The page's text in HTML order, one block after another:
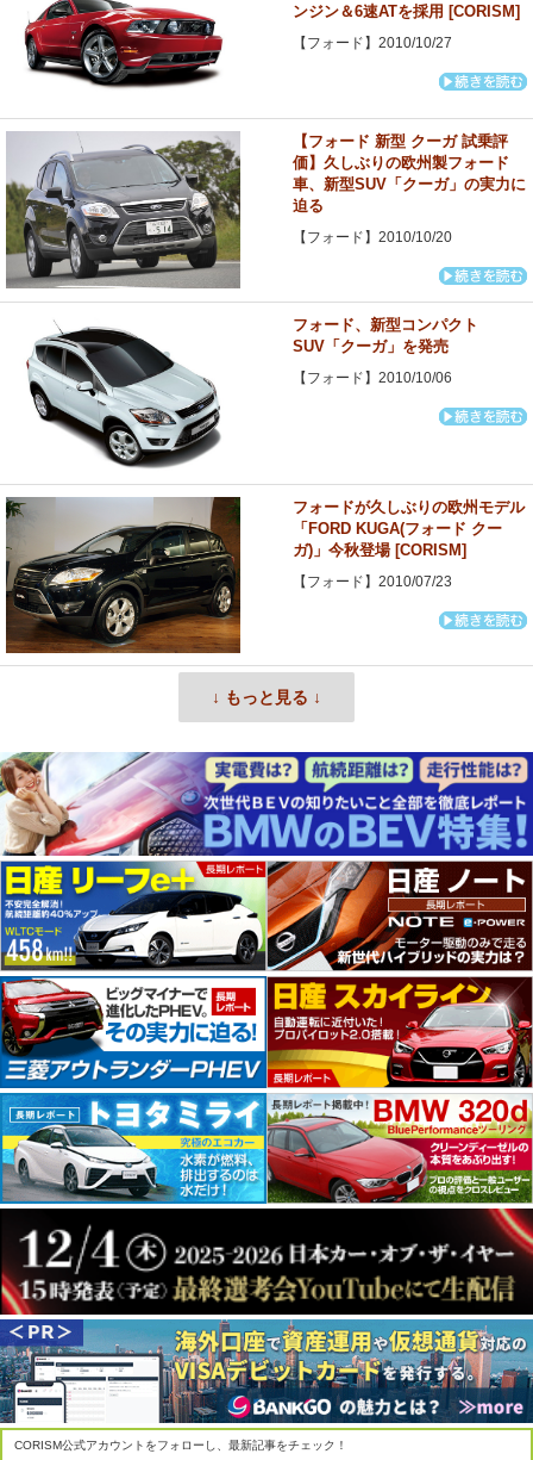
ンジン＆6速ATを採用 [CORISM]
【フォード】2010/10/27
【フォード 新型 クーガ 試乗評
価】久しぶりの欧州製フォード
車、新型SUV「クーガ」の実力に
迫る
【フォード】2010/10/20
フォード、新型コンパクト
SUV「クーガ」を発売
【フォード】2010/10/06
フォードが久しぶりの欧州モデル
「FORD KUGA(フォード クー
ガ)」今秋登場 [CORISM]
【フォード】2010/07/23
↓ もっと見る ↓
CORISM公式アカウントをフォローし、最新記事をチェック！